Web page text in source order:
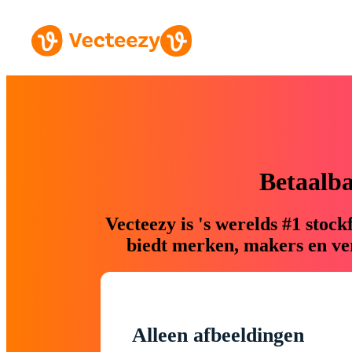
Vecteezy is 's werelds #1
biedt merken, makers en
Alleen afbeeldingen